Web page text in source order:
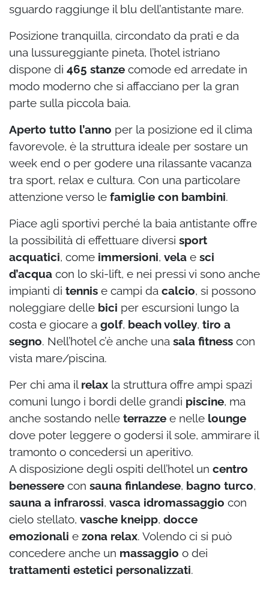
sguardo raggiunge il blu dell’antistante mare.
Posizione tranquilla, circondato da prati e da
una lussureggiante pineta, l’hotel istriano
dispone di 465 stanze comode ed arredate in
modo moderno che si affacciano per la gran
parte sulla piccola baia.
Aperto tutto l’anno per la posizione ed il clima
favorevole, è la struttura ideale per sostare un
week end o per godere una rilassante vacanza
tra sport, relax e cultura. Con una particolare
attenzione verso le famiglie con bambini.
Piace agli sportivi perché la baia antistante offre
la possibilità di effettuare diversi sport
acquatici, come immersioni, vela e sci
d’acqua con lo ski-lift, e nei pressi vi sono anche
impianti di tennis e campi da calcio, si possono
noleggiare delle bici per escursioni lungo la
costa e giocare a golf, beach volley, tiro a
segno. Nell’hotel c’è anche una sala fitness con
vista mare/piscina.
Per chi ama il relax la struttura offre ampi spazi
comuni lungo i bordi delle grandi piscine, ma
anche sostando nelle terrazze e nelle lounge
dove poter leggere o godersi il sole, ammirare il
tramonto o concedersi un aperitivo.
A disposizione degli ospiti dell’hotel un centro
benessere con sauna finlandese, bagno turco,
sauna a infrarossi, vasca idromassaggio con
cielo stellato, vasche kneipp, docce
emozionali e zona relax. Volendo ci si può
concedere anche un massaggio o dei
trattamenti estetici personalizzati.